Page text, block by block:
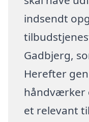
indsendt
Gadbjerg,
Herefter
håndværker
et relevant